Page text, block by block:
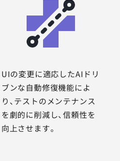
UIの変更に適応したAIドリ
ブンな自動修復機能によ
り、テストのメンテナンス
を劇的に削減し、信頼性を
向上させます。